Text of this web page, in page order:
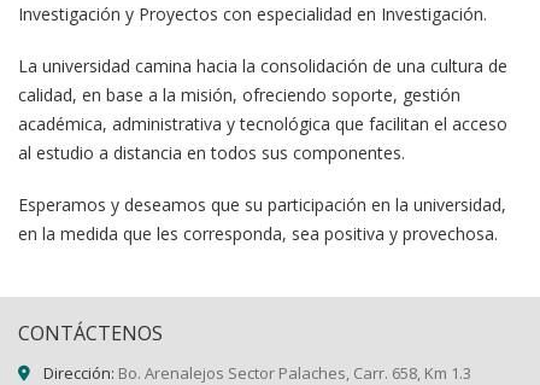
Investigación y Proyectos con especialidad en Investigación.
La universidad camina hacia la consolidación de una cultura de
calidad, en base a la misión, ofreciendo soporte, gestión
académica, administrativa y tecnológica que facilitan el acceso
al estudio a distancia en todos sus componentes.
Esperamos y deseamos que su participación en la universidad,
en la medida que les corresponda, sea positiva y provechosa.
CONTÁCTENOS
Dirección: Bo. Arenalejos Sector Palaches, Carr. 658, Km 1.3